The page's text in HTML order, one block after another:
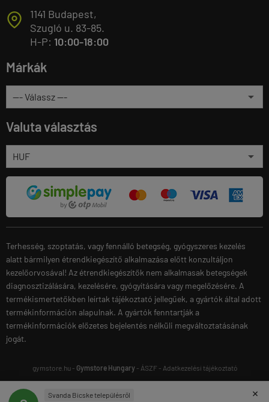
T
1141 Budapest,
Szugló u. 83-85.
H-P: 10:00-18:00
Márkák
Valuta választás
Terhesség, szoptatás, vagy fennálló betegség, gyógyszeres kezelés
alatt bármilyen étrendkiegészítő alkalmazása előtt konzultáljon
kezelőorvosával! Az étrendkiegészítők nem alkalmasak betegségek
diagnosztizálására, kezelésére, gyógyítására vagy megelőzésére. A
termékismertetőkben leírtak tájékoztató jellegűek, a gyártók által adott
termékinformáción alapulnak. A gyártók fenntartják a
termékinformációk előzetes bejelentés nélküli megváltoztatásának
jogát.
gymstore.hu - Gymstore Hungary- ÁSZF- Adatkezelési tájékoztató
×
Svanda Bicske településről